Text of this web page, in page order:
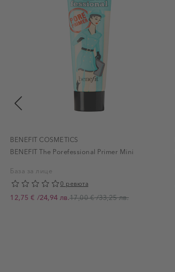
BENEFIT COSMETICS
BENEFIT The Porefessional Primer Mini
База за лице
0 ревюта
Промо цена
12,75 € /24,94 лв.17,00 €/33,25 лв.